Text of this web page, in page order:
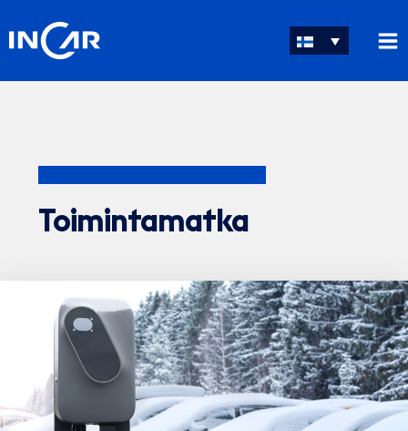
sisältöön
Toimintamatka